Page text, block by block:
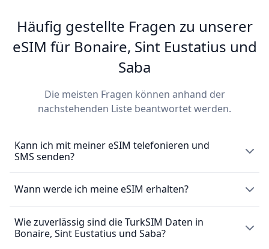
Häufig gestellte Fragen zu unserer
eSIM für Bonaire, Sint Eustatius und
Saba
Die meisten Fragen können anhand der
nachstehenden Liste beantwortet werden.
Kann ich mit meiner eSIM telefonieren und
SMS senden?
Die eSIM erlaubt ausschließlich die Nutzung von mobilen
weiterhin über Messaging-Apps wie WhatsApp
telefonieren.
Wann werde ich meine eSIM erhalten?
Nach dem Kauf einereSIMerhältst du sie umgehend per
E-Mail. Um die SIM zu aktivieren, scanne einfach den
Wie zuverlässig sind die TurkSIM Daten in
Bonaire, Sint Eustatius und Saba?